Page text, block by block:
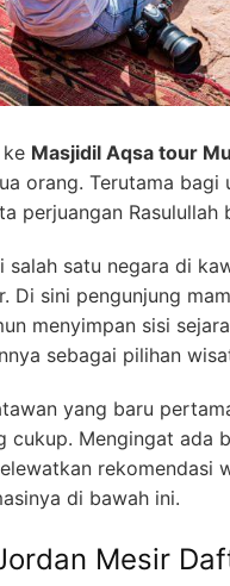
Masjidil Aqsa tour
orang. Terutama bagi
perjuangan Rasulullah
salah satu negara di
Di sini pengunjung
menyimpan sisi
sebagai pilihan
yang baru
cukup. Mengingat ada
rekomendasi
di bawah ini.
Mesir